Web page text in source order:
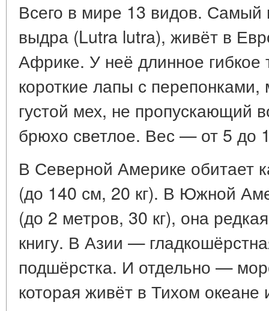
Всего в мире 13 видов.
выдра (Lutra lutra), живёт в
Африке. У неё длинное гибкое
короткие лапы с
густой мех, не пропускающий
брюхо светлое. Вес — от 5 до
В Северной Америке обитает
(до 140 см, 20 кг). В Южной
(до 2 метров, 30 кг), она
книгу. В Азии —
подшёрстка. И отдельно —
которая живёт в Тихом